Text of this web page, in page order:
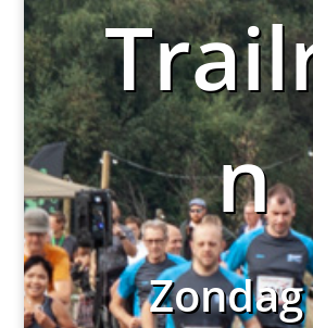
n
Zondag